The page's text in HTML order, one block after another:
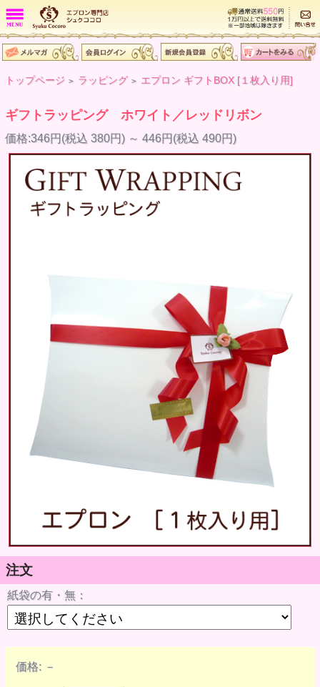
トップページ > ラッピング > エプロン ギフトBOX [１枚入り用]
ギフトラッピング ホワイト／レッドリボン
価格:346円(税込 380円) ～ 446円(税込 490円)
注文
紙袋の有・無：
価格:－